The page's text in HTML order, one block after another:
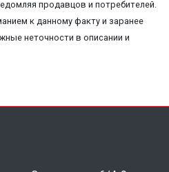
продавцов и потребителей.
к данному факту и заранее
неточности в описании и